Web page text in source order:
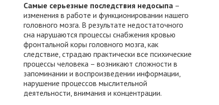
Самые серьезные последствия недосыпа –
изменения в работе и функционировании нашего
головного мозга. В результате недостаточного
сна нарушаются процессы снабжения кровью
фронтальной коры головного мозга, как
следствие, страдаю практически все психические
процессы человека – возникают сложности в
запоминании и воспроизведении информации,
нарушение процессов мыслительной
деятельности, внимания и концентрации.